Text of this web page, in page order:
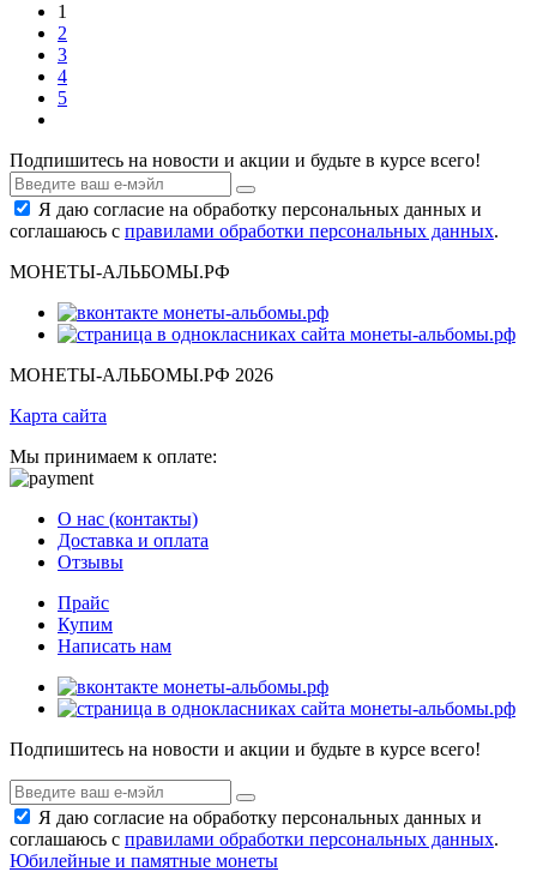
1
2
3
4
5
Подпишитесь на новости и акции и будьте в курсе всего!
Я даю согласие на обработку персональных данных и
соглашаюсь с правилами обработки персональных данных.
МОНЕТЫ-АЛЬБОМЫ.РФ
МОНЕТЫ-АЛЬБОМЫ.РФ 2026
Карта сайта
Мы принимаем к оплате:
О нас (контакты)
Доставка и оплата
Отзывы
Прайс
Купим
Написать нам
Подпишитесь на новости и акции и будьте в курсе всего!
Я даю согласие на обработку персональных данных и
соглашаюсь с правилами обработки персональных данных.
Юбилейные и памятные монеты